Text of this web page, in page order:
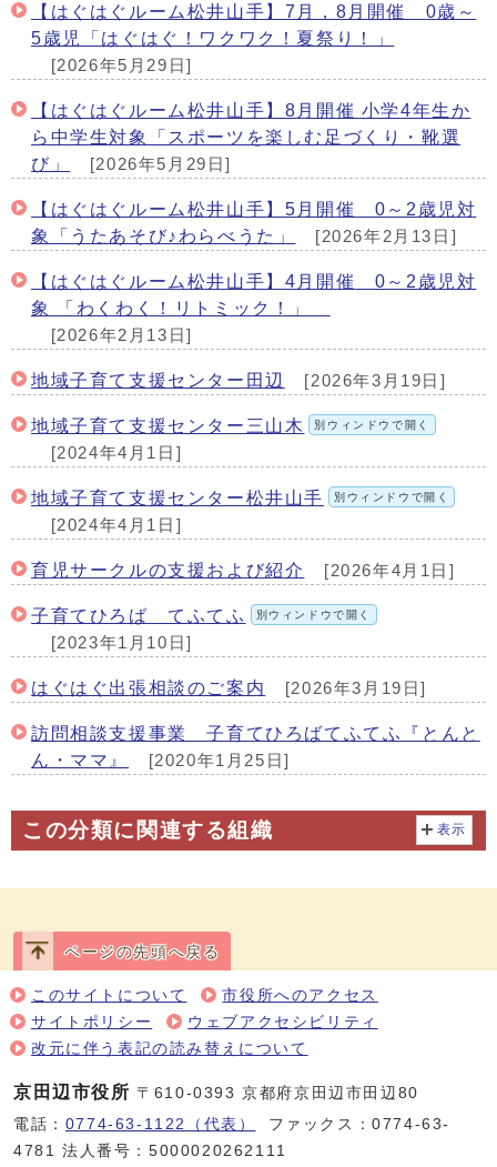
【はぐはぐルーム松井山手】7月，8月開催 0歳～
5歳児「はぐはぐ！ワクワク！夏祭り！」
[2026年5月29日]
【はぐはぐルーム松井山手】8月開催 小学4年生か
ら中学生対象「スポーツを楽しむ足づくり・靴選
び」
[2026年5月29日]
【はぐはぐルーム松井山手】5月開催 0～2歳児対
象「うたあそび♪わらべうた」
[2026年2月13日]
【はぐはぐルーム松井山手】4月開催 0～2歳児対
象 「わくわく！リトミック！」
[2026年2月13日]
地域子育て支援センター田辺 [2026年3月19日]
地域子育て支援センター三山木 別ウィンドウで開く
[2024年4月1日]
地域子育て支援センター松井山手 別ウィンドウで開く
[2024年4月1日]
育児サークルの支援および紹介 [2026年4月1日]
子育てひろば てふてふ 別ウィンドウで開く
[2023年1月10日]
はぐはぐ出張相談のご案内 [2026年3月19日]
訪問相談支援事業 子育てひろばてふてふ『とんと
ん・ママ』
[2020年1月25日]
この分類に関連する組織 表示
ページの先頭へ戻る
このサイトについて
市役所へのアクセス
サイトポリシー
ウェブアクセシビリティ
改元に伴う表記の読み替えについて
京田辺市役所 〒610-0393 京都府京田辺市田辺80
電話： 0774-63-1122（代表）
ファックス：0774-63-
4781 法人番号：5000020262111